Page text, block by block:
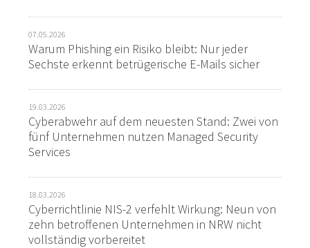
07.05.2026
Warum Phishing ein Risiko bleibt: Nur jeder
Sechste erkennt betrügerische E-Mails sicher
19.03.2026
Cyberabwehr auf dem neuesten Stand: Zwei von
fünf Unternehmen nutzen Managed Security
Services
18.03.2026
Cyberrichtlinie NIS-2 verfehlt Wirkung: Neun von
zehn betroffenen Unternehmen in NRW nicht
vollständig vorbereitet